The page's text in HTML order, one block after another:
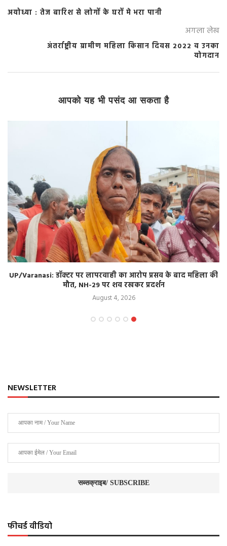
अयोध्या : तेज बारिश से लोगों के घरों मे भरा पानी
अगला लेख
अंतर्राष्ट्रीय ग्रामीण महिला किसान दिवस 2022 व उनका
योगदान
आपको यह भी पसंद आ सकता है
UP/Varanasi: डॉक्टर पर लापरवाही का आरोप प्रसव के बाद महिला की
मौत, NH-29 पर शव रखकर प्रदर्शन
August 4, 2026
NEWSLETTER
फीचर्ड वीडियो